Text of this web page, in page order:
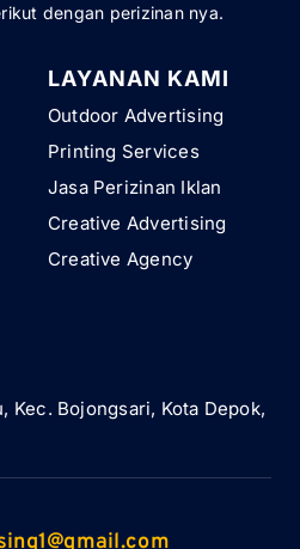
dengan perizinan nya.
LAYANAN KAMI
Outdoor Advertising
Printing Services
Jasa Perizinan Iklan
Creative Advertising
Creative Agency
Kec. Bojongsari, Kota Depok,